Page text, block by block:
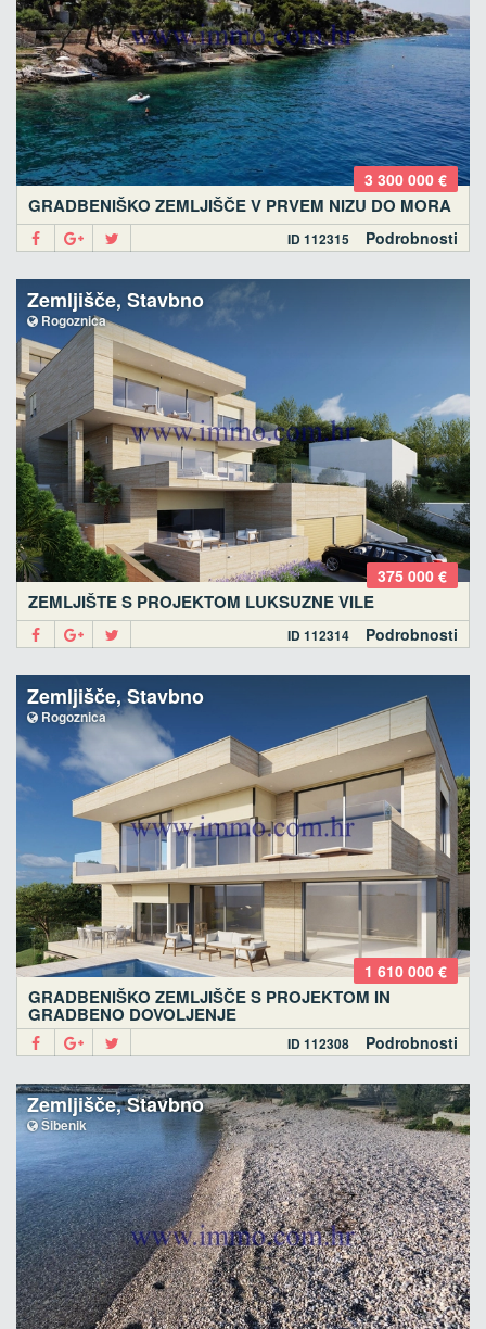
3 300 000 €
GRADBENIŠKO ZEMLJIŠČE V PRVEM NIZU DO MORA
Podrobnosti
ID 112315
Zemljišče, Stavbno
Rogoznica
375 000 €
ZEMLJIŠTE S PROJEKTOM LUKSUZNE VILE
Podrobnosti
ID 112314
Zemljišče, Stavbno
Rogoznica
1 610 000 €
GRADBENIŠKO ZEMLJIŠČE S PROJEKTOM IN
GRADBENO DOVOLJENJE
Podrobnosti
ID 112308
Zemljišče, Stavbno
Šibenik